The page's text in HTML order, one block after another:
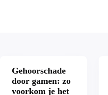
Gehoorschade
door gamen: zo
voorkom je het